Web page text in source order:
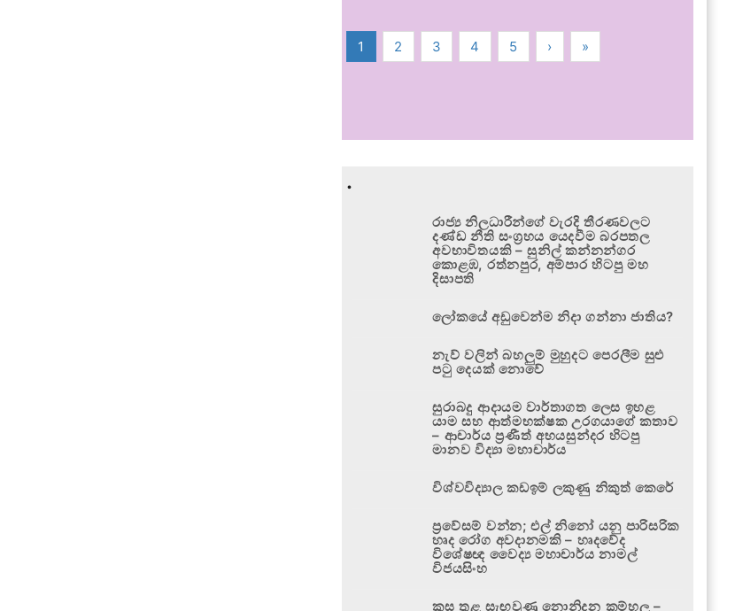
1 2 3 4 5 › »
.
රාජ්‍ය නිලධාරීන්ගේ වැරදි තීරණවලට
දණ්ඩ නීති සංග්‍රහය යෙදවීම බරපතල
අවභාවිතයකි – සුනිල් කන්නන්ගර
කොළඹ, රත්නපුර, අම්පාර හිටපු මහ
දිසාපති
ලෝකයේ අඩුවෙන්ම නිදා ගන්නා ජාතිය?
නැව් වලින් බහලුම් මුහුදට පෙරලීම සුළු
පටු දෙයක් නොවේ
සුරාබදු ආදායම වාර්තාගත ලෙස ඉහළ
යාම සහ ආත්මභක්ෂක උරගයාගේ කතාව
– ආචාර්ය ප්‍රණීත් අභයසුන්දර හිටපු
මානව විද්‍යා මහාචාර්ය
විශ්වවිද්‍යාල කඩඉම් ලකුණු නිකුත් කෙරේ
ප්‍රවේසම් වන්න; එල් නිනෝ යනු පාරිසරික
හෘද රෝග අවදානමකි – හෘදවේද
විශේෂඥ වෛද්‍ය මහාචාර්ය නාමල්
විජයසිංහ
කුස තුළ සැඟවුණු නොනිදන කම්හල –